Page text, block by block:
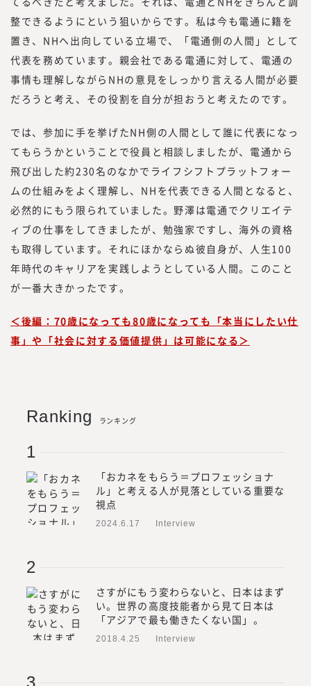
整できるようにという狙いからです。私は今も電通に籍を
置き、NHへ出向している立場で、「電通側の人間」として
代表を務めています。親会社である電通に対して、電通の
事情も理解しながらNHの意見をしっかり言える人間が必要
だろうと考え、その役割を自分が担おうと考えたのです。
では、参加に手を挙げたNH側の人間として誰に代表になっ
てもらうかということで役員と相談しましたが、電通から
飛び出した約230名のなかでライフシフトプラットフォー
ムの仕組みをよく理解し、NHを代表できる人間となると、
必然的にもう限られていました。野澤は電通でクリエイテ
ィブの仕事をしてきましたが、勉強家ですし、海外の資格
も取得しています。それにほかならぬ彼自身が、人生100
年時代のキャリアを実践しようとしている人間。このこと
が一番大きかったです。
＜後編：70歳になっても80歳になっても「本当にしたい仕
事」や「社会に対する価値提供」は可能になる＞
Ranking ランキング
「おカネをもらう＝プロフェッショナ
ル」と考える人が見落としている重要な
視点
2024.6.17 Interview
さすがにもう変わらないと、日本はまず
い。世界の高度技能者から見て日本は
「アジアで最も働きたくない国」。
2018.4.25 Interview